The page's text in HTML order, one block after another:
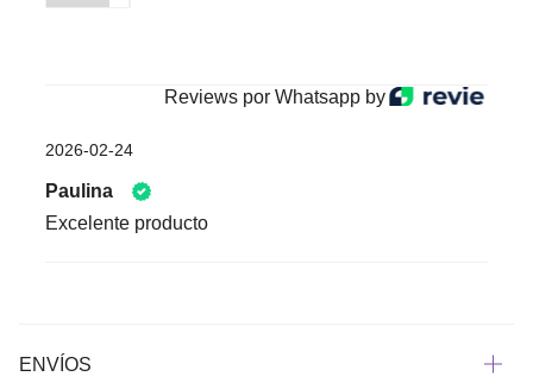
Reviews por Whatsapp by
2026-02-24
Paulina
Excelente producto
ENVÍOS